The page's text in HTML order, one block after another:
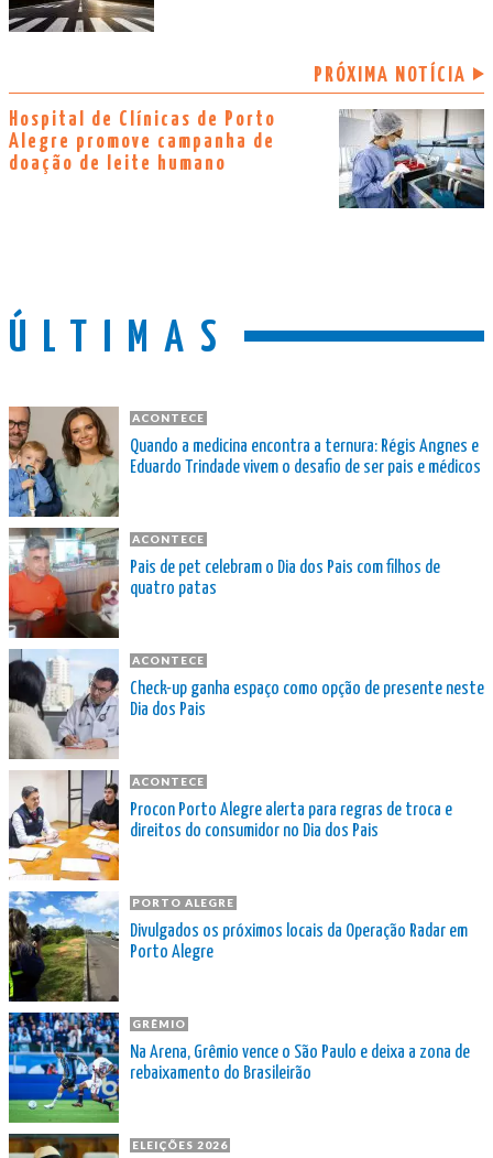
PRÓXIMA NOTÍCIA
Hospital de Clínicas de Porto
Alegre promove campanha de
doação de leite humano
ÚLTIMAS
ACONTECE
Quando a medicina encontra a ternura: Régis Angnes e
Eduardo Trindade vivem o desafio de ser pais e médicos
ACONTECE
Pais de pet celebram o Dia dos Pais com filhos de
quatro patas
ACONTECE
Check-up ganha espaço como opção de presente neste
Dia dos Pais
ACONTECE
Procon Porto Alegre alerta para regras de troca e
direitos do consumidor no Dia dos Pais
PORTO ALEGRE
Divulgados os próximos locais da Operação Radar em
Porto Alegre
GRÊMIO
Na Arena, Grêmio vence o São Paulo e deixa a zona de
rebaixamento do Brasileirão
ELEIÇÕES 2026